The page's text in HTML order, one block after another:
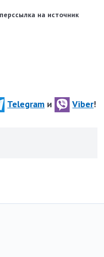
на источник
Telegram и Viber!